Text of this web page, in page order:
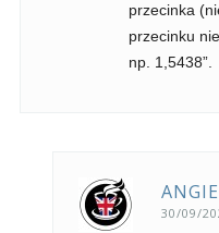
przecinka
przecinku
np. 1,5438”.
30/09/